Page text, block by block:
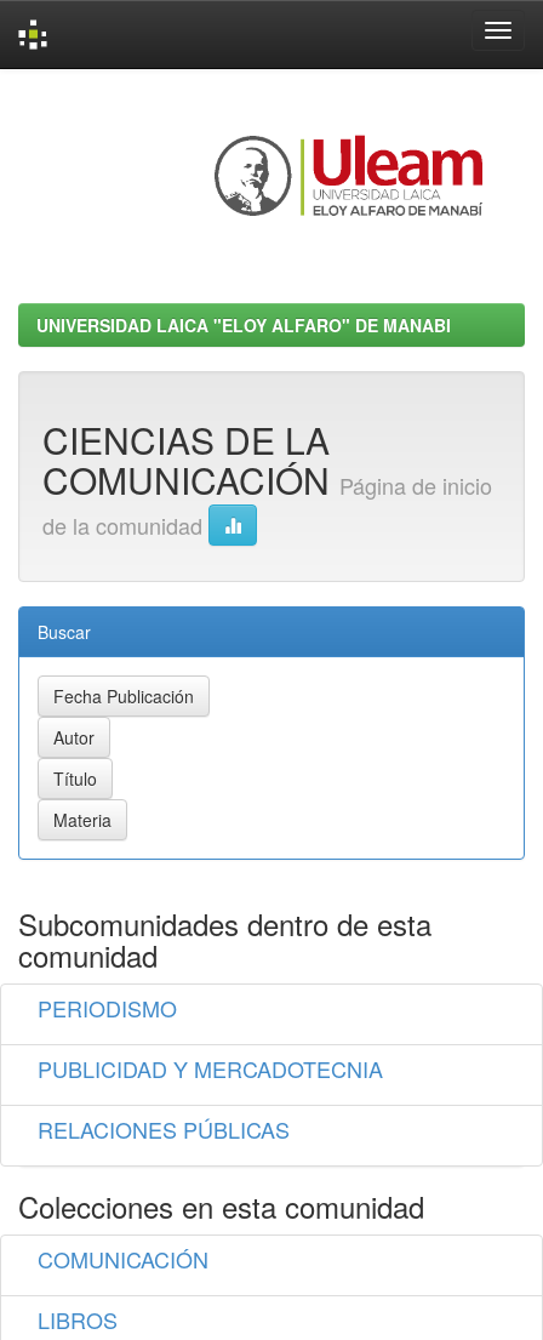
UNIVERSIDAD LAICA "ELOY ALFARO" DE MANABI
CIENCIAS DE LA
COMUNICACIÓN Página de inicio
de la comunidad
Buscar
Subcomunidades dentro de esta
comunidad
PERIODISMO
PUBLICIDAD Y MERCADOTECNIA
RELACIONES PÚBLICAS
Colecciones en esta comunidad
COMUNICACIÓN
LIBROS